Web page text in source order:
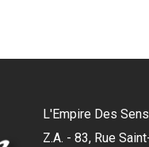
L'Empire Des
Z.A. - 83, Rue